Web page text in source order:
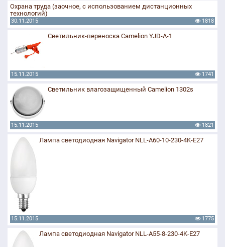
Охрана труда (заочное, с использованием дистанционных
технологий)
30.11.2015 1818
Светильник-переноска Camelion YJD-A-1
15.11.2015 1741
Светильник влагозащищенный Camelion 1302s
15.11.2015 1821
Лампа светодиодная Navigator NLL-A60-10-230-4K-E27
15.11.2015 1775
Лампа светодиодная Navigator NLL-A55-8-230-4K-E27